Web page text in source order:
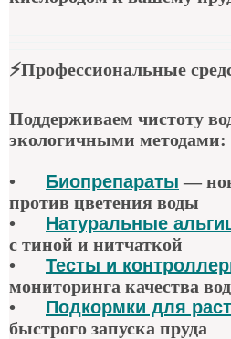
⚡Профессиональные
Поддерживаем чистоту
экологичными методами:
• Биопрепараты —
против цветения воды
•
Натуральные
с тиной и нитчаткой
•
Тесты и
мониторинга качества
•
Подкормки для
быстрого запуска пруда